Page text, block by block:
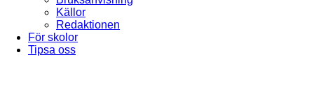
Källor
Redaktionen
För skolor
Tipsa oss